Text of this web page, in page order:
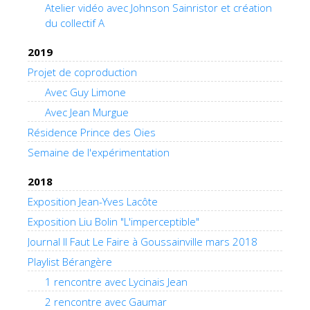
Atelier vidéo avec Johnson Sainristor et création
du collectif A
2019
Projet de coproduction
Avec Guy Limone
Avec Jean Murgue
Résidence Prince des Oies
Semaine de l'expérimentation
2018
Exposition Jean-Yves Lacôte
Exposition Liu Bolin "L'imperceptible"
Journal Il Faut Le Faire à Goussainville mars 2018
Playlist Bérangère
1 rencontre avec Lycinais Jean
2 rencontre avec Gaumar